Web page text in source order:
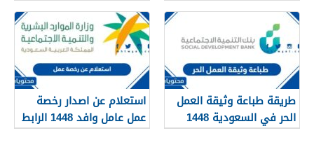
طريقة طباعة وثيقة العمل
الحر في السعودية 1448
استعلام عن اصدار رخصة
عمل عامل وافد 1448 الرابط
والطريقة بالتفصيل